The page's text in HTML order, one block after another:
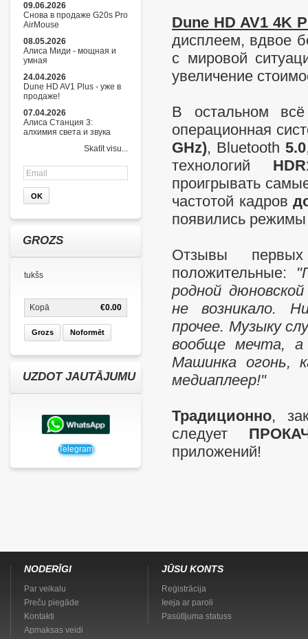
09.06.2026
Снова в продаже G20s Pro
AirMouse
08.05.2026
Алиса Миди - мощная и
умная
24.04.2026
Dune HD AV1 Plus - уже в
продаже!
07.04.2026
Алиса Станция 3:
алхимия света и звука
Skatīt visu...
GROZS
tukšs
€0.00
Kopā
Grozs Noformēt
UZDOT JAUTĀJUMU
Telegram
Dune HD AV1 4K
дисплеем, вдвое
с мировой
увеличение
В остальном
операционная
GHz), Bluetooth 5.0
технологий
проигрывать
частотой кадров
появились режимы
Отзывы первых
положительные:
родной
не возникало.
прочее. Музыку
вообще мечта, а
Машинка огонь,
медиаплеер!"
Традиционно,
следует
приложений!
NODERĪGI
Par veikalu
Preču piegāde
Kontakti
Apmaksas veidi
JŪSU KONTS
Reģistrācija
Ieeja ar paroli
Pasūtījuma statuss